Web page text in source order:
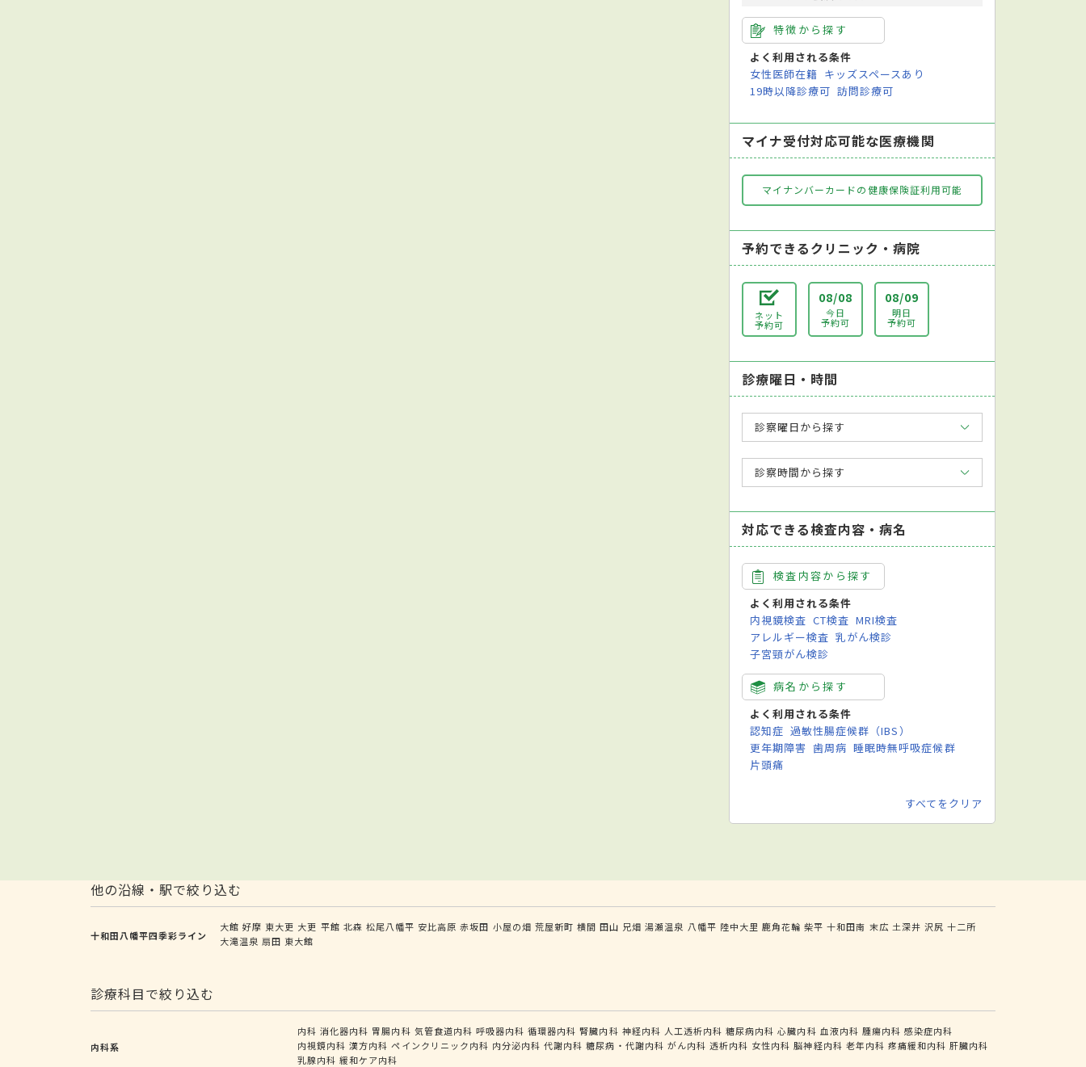
特徴から探す
よく利用される条件
女性医師在籍 キッズスペースあり
19時以降診療可 訪問診療可
マイナ受付対応可能な医療機関
マイナンバーカードの健康保険証利用可能
予約できるクリニック・病院
ネット
予約可
08/08
今日
予約可
08/09
明日
予約可
診療曜日・時間
診察曜日から探す
診察時間から探す
対応できる検査内容・病名
検査内容から探す
よく利用される条件
内視鏡検査 CT検査 MRI検査
アレルギー検査 乳がん検診
子宮頸がん検診
病名から探す
よく利用される条件
認知症 過敏性腸症候群（IBS）
更年期障害 歯周病 睡眠時無呼吸症候群
片頭痛
すべてをクリア
他の沿線・駅で絞り込む
十和田八幡平四季彩ライン
大館 好摩 東大更 大更 平館 北森 松尾八幡平 安比高原 赤坂田 小屋の畑 荒屋新町 横間 田山 兄畑 湯瀬温泉 八幡平 陸中大里 鹿角花輪 柴平 十和田南 末広 土深井 沢尻 十二所
大滝温泉 扇田 東大館
診療科目で絞り込む
内科系
内科 消化器内科 胃腸内科 気管食道内科 呼吸器内科 循環器内科 腎臓内科 神経内科 人工透析内科 糖尿病内科 心臓内科 血液内科 腫瘍内科 感染症内科
内視鏡内科 漢方内科 ペインクリニック内科 内分泌内科 代謝内科 糖尿病・代謝内科 がん内科 透析内科 女性内科 脳神経内科 老年内科 疼痛緩和内科 肝臓内科
乳腺内科 緩和ケア内科